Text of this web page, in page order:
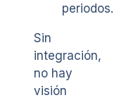
periodos.
Sin
integración,
no hay
visión